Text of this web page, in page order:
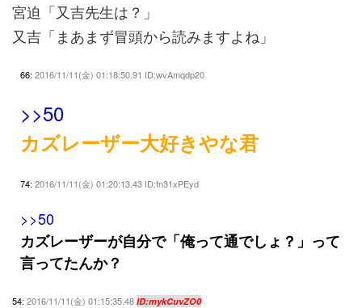
宮迫「又吉先生は？」
又吉「まあまず冒頭から読みますよね」
66: 2016/11/11(金) 01:18:50.91 ID:wvAmqdp20
>>50
カズレーザー大好きやな君
74: 2016/11/11(金) 01:20:13.43 ID:fn31xPEyd
>>50
カズレーザーが自分で「俺って通でしょ？」って
言ってたんか？
54: 2016/11/11(金) 01:15:35.48 ID:mykCuvZO0